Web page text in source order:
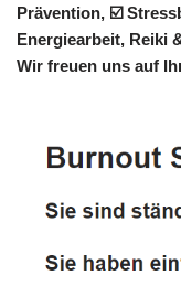
Prävention, ☑️
Energiearbeit, Reiki
Wir freuen uns auf